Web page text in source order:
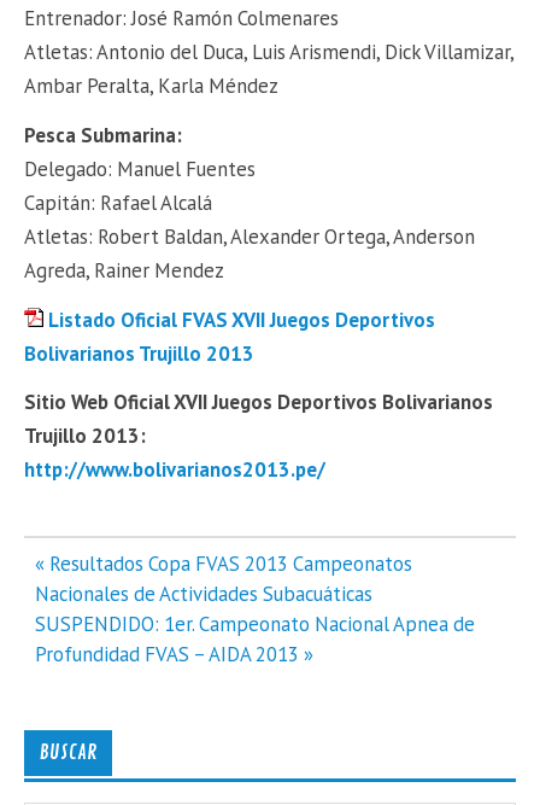
Entrenador: José Ramón Colmenares
Atletas: Antonio del Duca, Luis Arismendi, Dick Villamizar,
Ambar Peralta, Karla Méndez
Pesca Submarina:
Delegado: Manuel Fuentes
Capitán: Rafael Alcalá
Atletas: Robert Baldan, Alexander Ortega, Anderson
Agreda, Rainer Mendez
Listado Oficial FVAS XVII Juegos Deportivos
Bolivarianos Trujillo 2013
Sitio Web Oficial XVII Juegos Deportivos Bolivarianos
Trujillo 2013:
http://www.bolivarianos2013.pe/
Navegación
de
entradas
« Resultados Copa FVAS 2013 Campeonatos
Nacionales de Actividades Subacuáticas
SUSPENDIDO: 1er. Campeonato Nacional Apnea de
Profundidad FVAS – AIDA 2013 »
BUSCAR